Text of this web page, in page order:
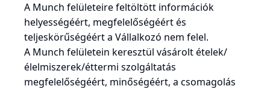
A Munch felületeire feltöltött információk
helyességéért, megfelelőségéért és
teljeskörűségéért a Vállalkozó nem felel.
A Munch felületein keresztül vásárolt ételek/
élelmiszerek/éttermi szolgáltatás
megfelelőségéért, minőségéért, a csomagolás